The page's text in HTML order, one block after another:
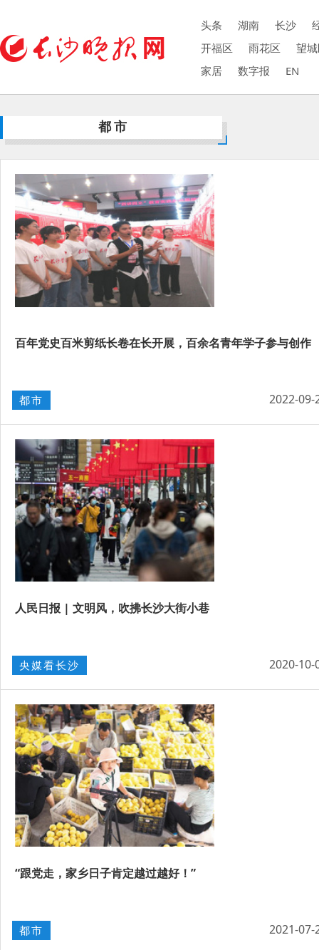
头条 湖南 长沙
开福区
雨花区
望
家居
数字报 EN
都市
百年党史百米剪纸长卷在长开展，百余名青年学子参与创作
都市 2022-09-
人民日报 | 文明风，吹拂长沙大街小巷
央媒看长沙 2020-10-
“跟党走，家乡日子肯定越过越好！”
都市 2021-07-